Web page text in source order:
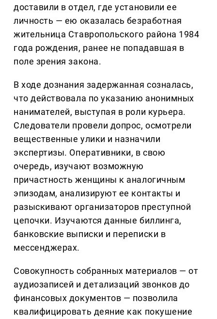
доставили в отдел, где установили ее
личность — ею оказалась безработная
жительница Ставропольского района 1984
года рождения, ранее не попадавшая в
поле зрения закона.
В ходе дознания задержанная созналась,
что действовала по указанию анонимных
нанимателей, выступая в роли курьера.
Следователи провели допрос, осмотрели
вещественные улики и назначили
экспертизы. Оперативники, в свою
очередь, изучают возможную
причастность женщины к аналогичным
эпизодам, анализируют ее контакты и
разыскивают организаторов преступной
цепочки. Изучаются данные биллинга,
банковские выписки и переписки в
мессенджерах.
Совокупность собранных материалов — от
аудиозаписей и детализаций звонков до
финансовых документов — позволила
квалифицировать деяние как покушение